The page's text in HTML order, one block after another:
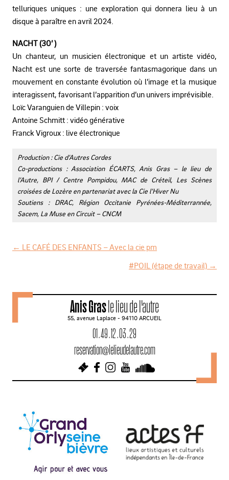
telluriques uniques : une exploration qui donnera lieu à un
disque à paraître en avril 2024.
NACHT (30’ )
Un chanteur, un musicien électronique et un artiste vidéo,
Nacht est une sorte de traversée fantasmagorique dans un
mouvement en constante évolution où l’image et la musique
interagissent, favorisant l’apparition d’un univers imprévisible.
Loïc Varanguien de Villepin : voix
Antoine Schmitt : vidéo générative
Franck Vigroux : live électronique
Production : Cie d’Autres Cordes
Co-productions : Association ÉCARTS, Anis Gras – le lieu de
l’Autre, BPI / Centre Pompidou, MAC de Créteil, Les Scènes
croisées de Lozère en partenariat avec la Cie l’Hiver Nu
Soutiens : DRAC, Région Occitanie Pyrénées-Méditerrannée,
Sacem, La Muse en Circuit – CNCM
v
g
o
← LE CAFÉ DES ENFANTS – Avec la cie pm
#POIL (étape de travail) →
Anis Grasle lieu de l'autre
55, avenue Laplace - 94110 ARCUEIL
01 . 49 . 12 . 03 . 29
reservation@lelieudelautre.com